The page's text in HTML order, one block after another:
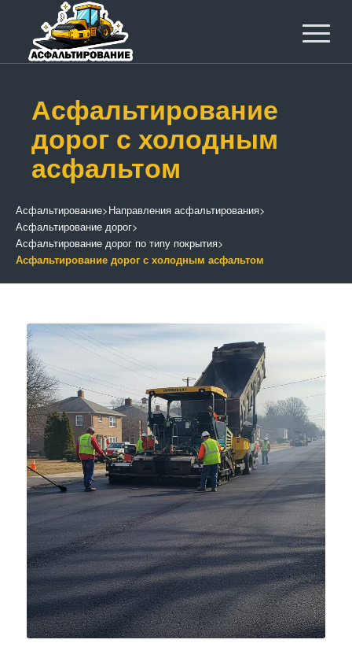
Асфальтирование
дорог с холодным
асфальтом
Асфальтирование>Направления асфальтирования>
Асфальтирование дорог>
Асфальтирование дорог по типу покрытия>
Асфальтирование дорог с холодным асфальтом